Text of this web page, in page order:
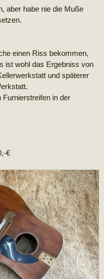
aber habe nie die Muße
einen Riss bekommen,
ist wohl das Ergebniss von
und späterer
in der
€